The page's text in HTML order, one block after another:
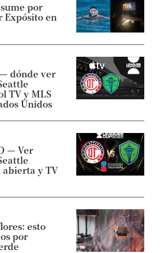
por
Expósito en
dónde ver
TV y MLS
Unidos
— Ver
abierta y TV
esto
por